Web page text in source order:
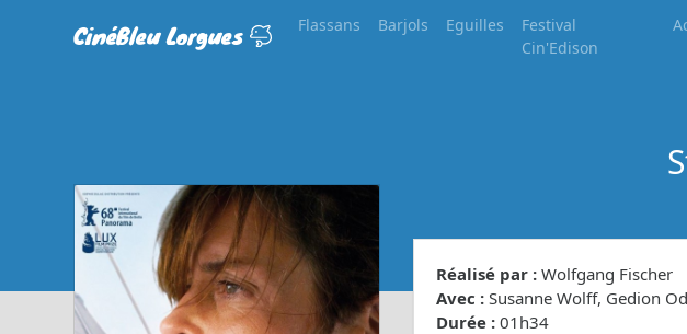
CinéBleu Lorgues Flassans Barjols Eguilles
Festival
Cin'Edison
Réalisé par : Wolfgang Fischer
Avec : Susanne Wolff, Gedion
Durée : 01h34